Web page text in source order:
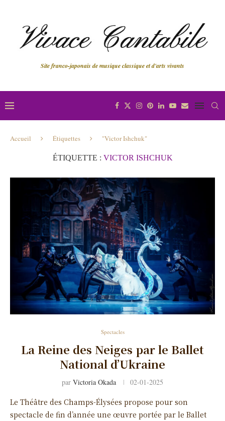
Site franco-japonais de musique classique et d'arts vivants
Accueil Étiquettes "Victor Ishchuk"
ÉTIQUETTE : VICTOR ISHCHUK
Spectacles
La Reine des Neiges par le Ballet
National d’Ukraine
par Victoria Okada 02-01-2025
Le Théâtre des Champs-Élysées propose pour son
spectacle de fin d’année une œuvre portée par le Ballet